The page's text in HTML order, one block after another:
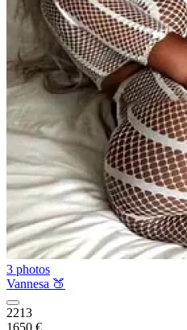
3 photos
Vannesa 🍑
2213
1650 €